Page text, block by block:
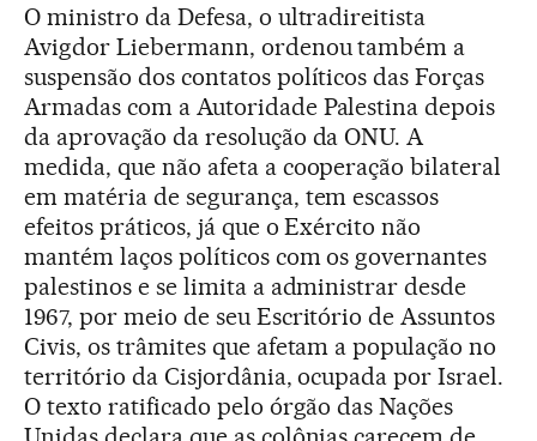
O ministro da Defesa, o ultradireitista
Avigdor Liebermann, ordenou também a
suspensão dos contatos políticos das Forças
Armadas com a Autoridade Palestina depois
da aprovação da resolução da ONU. A
medida, que não afeta a cooperação bilateral
em matéria de segurança, tem escassos
efeitos práticos, já que o Exército não
mantém laços políticos com os governantes
palestinos e se limita a administrar desde
1967, por meio de seu Escritório de Assuntos
Civis, os trâmites que afetam a população no
território da Cisjordânia, ocupada por Israel.
O texto ratificado pelo órgão das Nações